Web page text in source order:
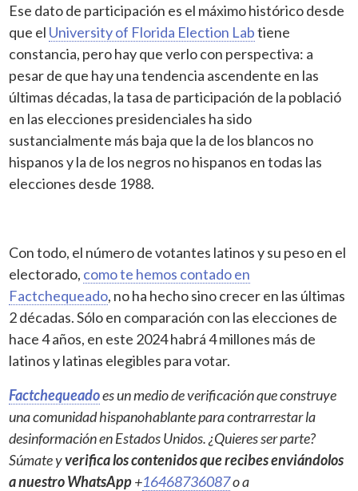
Ese dato de participación es el máximo histórico desde
que el University of Florida Election Labtiene
constancia, pero hay que verlo con perspectiva: a
pesar de que hay una tendencia ascendente en las
últimas décadas, la tasa de participación de la població
en las elecciones presidenciales ha sido
sustancialmente más baja que la de los blancos no
hispanos y la de los negros no hispanos en todas las
elecciones desde 1988.
Con todo, el número de votantes latinos y su peso en el
electorado, como te hemos contado en
Factchequeado, no ha hecho sino crecer en las últimas
2 décadas. Sólo en comparación con las elecciones de
hace 4 años, en este 2024 habrá 4 millones más de
latinos y latinas elegibles para votar.
Factchequeadoes un medio de verificación que construye
una comunidad hispanohablante para contrarrestar la
desinformación en Estados Unidos. ¿Quieres ser parte?
Súmate yverifica los contenidos que recibes enviándolos
a nuestro WhatsApp+16468736087o a